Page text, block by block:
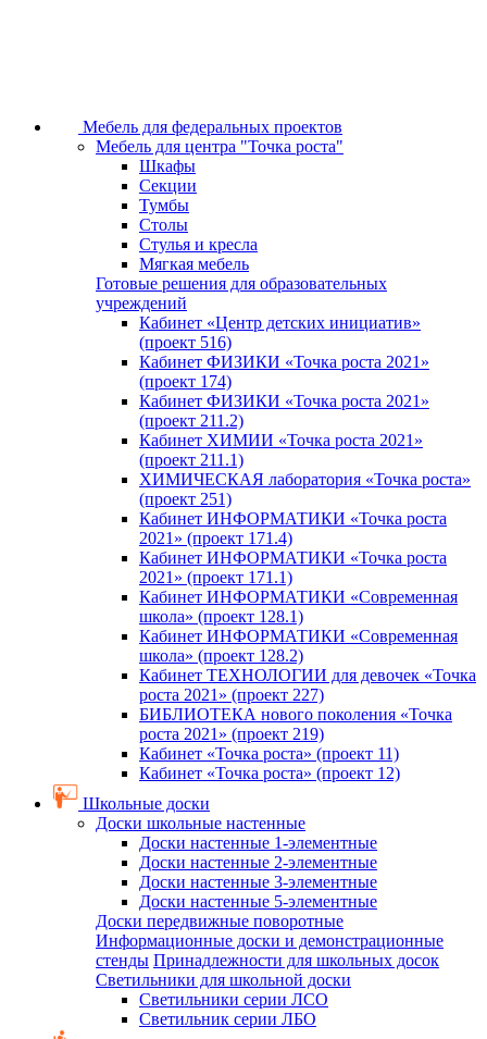
Мебель для федеральных проектов
Мебель для центра "Точка роста"
Шкафы
Секции
Тумбы
Столы
Стулья и кресла
Мягкая мебель
Готовые решения для образовательных
учреждений
Кабинет «Центр детских инициатив»
(проект 516)
Кабинет ФИЗИКИ «Точка роста 2021»
(проект 174)
Кабинет ФИЗИКИ «Точка роста 2021»
(проект 211.2)
Кабинет ХИМИИ «Точка роста 2021»
(проект 211.1)
ХИМИЧЕСКАЯ лаборатория «Точка роста»
(проект 251)
Кабинет ИНФОРМАТИКИ «Точка роста
2021» (проект 171.4)
Кабинет ИНФОРМАТИКИ «Точка роста
2021» (проект 171.1)
Кабинет ИНФОРМАТИКИ «Современная
школа» (проект 128.1)
Кабинет ИНФОРМАТИКИ «Современная
школа» (проект 128.2)
Кабинет ТЕХНОЛОГИИ для девочек «Точка
роста 2021» (проект 227)
БИБЛИОТЕКА нового поколения «Точка
роста 2021» (проект 219)
Кабинет «Точка роста» (проект 11)
Кабинет «Точка роста» (проект 12)
Школьные доски
Доски школьные настенные
Доски настенные 1-элементные
Доски настенные 2-элементные
Доски настенные 3-элементные
Доски настенные 5-элементные
Доски передвижные поворотные
Информационные доски и демонстрационные
стенды Принадлежности для школьных досок
Светильники для школьной доски
Светильники серии ЛСО
Светильник серии ЛБО